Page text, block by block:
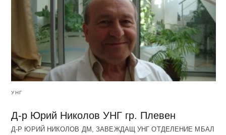
УНГ
Д-р Юрий Николов УНГ гр. Плевен
Д-Р ЮРИЙ НИКОЛОВ ДМ, ЗАВЕЖДАЩ УНГ ОТДЕЛЕНИЕ МБАЛ